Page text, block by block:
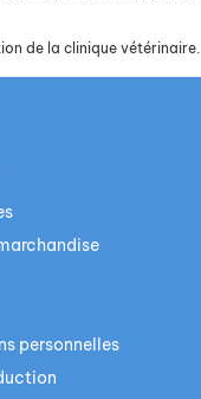
de la clinique vétérinaire.
personnelles